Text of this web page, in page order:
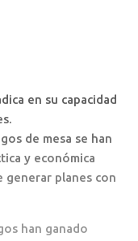
en su capacidad
de mesa se han
y económica
generar planes con
han ganado